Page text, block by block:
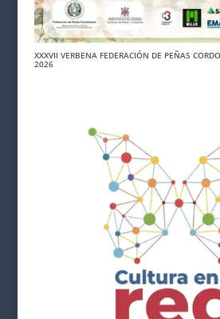
XXXVII VERBENA FEDERACIÓN DE PEÑAS
2026